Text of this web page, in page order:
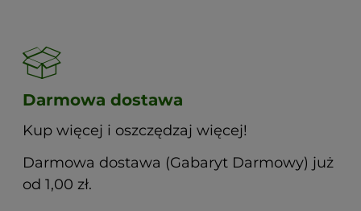
Darmowa dostawa
Kup więcej i oszczędzaj więcej!
Darmowa dostawa (Gabaryt Darmowy) już
od 1,00 zł.